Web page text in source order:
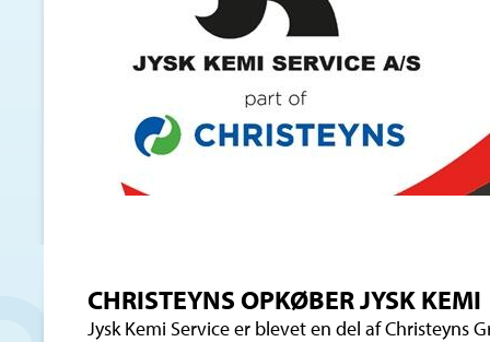
CHRISTEYNS OPKØBER JYSK KEMI
Jysk Kemi Service er blevet en del af Christeyns